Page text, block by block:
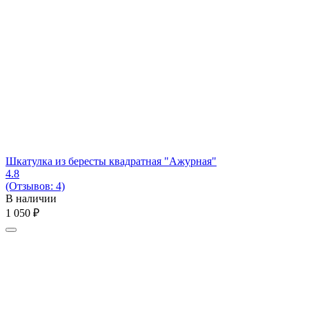
Шкатулка из бересты квадратная "Ажурная"
4.8
(Отзывов: 4)
В наличии
1 050 ₽